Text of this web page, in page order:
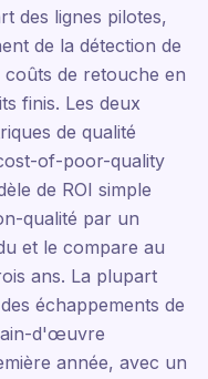
des lignes pilotes,
de la détection de
de retouche en
finis. Les deux
de qualité
of-poor-quality
de ROI simple
qualité par un
et le compare au
ans. La plupart
échappements de
d'œuvre
année, avec un